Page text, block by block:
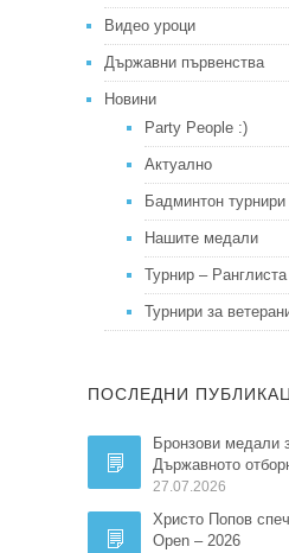
Видео уроци
Държавни първенства
Новини
Party People :)
Актуално
Бадминтон
Нашите медали
Турнир –
Турнири за
ПОСЛЕДНИ
Бронзови медали
Държавното
27.07.2026
Христо Попов
Open – 2026